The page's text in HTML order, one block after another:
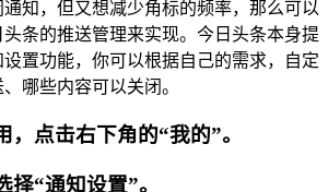
知，但又想减少角标的频率，那么可以
条的推送管理来实现。今日头条本身提
置功能，你可以根据自己的需求，自定
哪些内容可以关闭。
，点击右下角的“我的”。
“通知设置”。